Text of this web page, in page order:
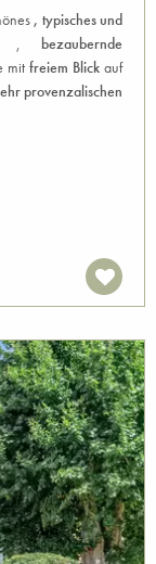
, typisches und
, bezaubernde
mit freiem Blickauf
provenzalischen